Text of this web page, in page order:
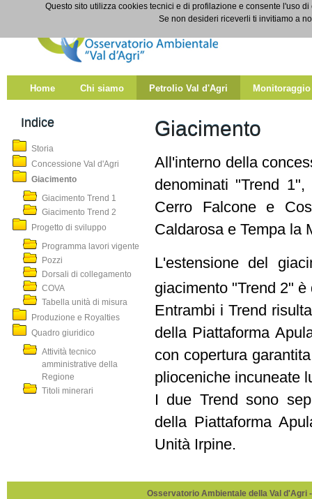
Salta al contenuto
Giacimento
Home Chi siamo Petrolio Val d'Agri Monitoraggio
Indice
Storia
Concessione Val d'Agri
Giacimento
Giacimento Trend 1
Giacimento Trend 2
Progetto di sviluppo
Programma lavori vigente
Pozzi
Dorsali di collegamento
COVA
Tabella unità di misura
Produzione e Royalties
Quadro giuridico
Attività tecnico
amministrative della
Regione
Titoli minerari
Giacimento
All'interno della
denominati "Trend
Cerro Falcone e
Caldarosa e Tempa la
L'estensione del
giacimento "Trend 2"
Entrambi i Trend
della Piattaforma
con copertura
plioceniche incuneate
I due Trend sono
della Piattaforma
Unità Irpine.
Osservatorio Ambientale della Val d'Agri
Questo sito utilizza cookies tecnici e di profilazione e consente l'uso
Se non desideri riceverli ti invitiamo a